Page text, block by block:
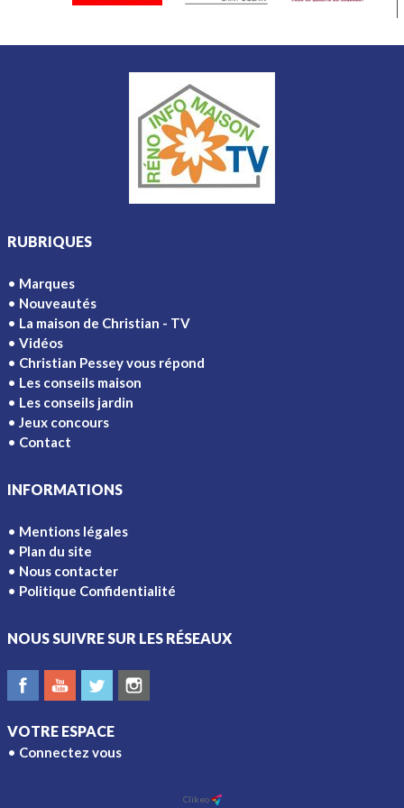
RUBRIQUES
Marques
Nouveautés
La maison de Christian - TV
Vidéos
Christian Pessey vous répond
Les conseils maison
Les conseils jardin
Jeux concours
Contact
INFORMATIONS
Mentions légales
Plan du site
Nous contacter
Politique Confidentialité
NOUS SUIVRE SUR LES RÉSEAUX
VOTRE ESPACE
Connectez vous
Clikeo